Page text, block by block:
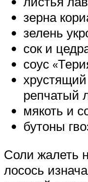
зерна
зелень
сок и
соус
репчатый
мякоть и
бутоны
Соли жалеть
лосось